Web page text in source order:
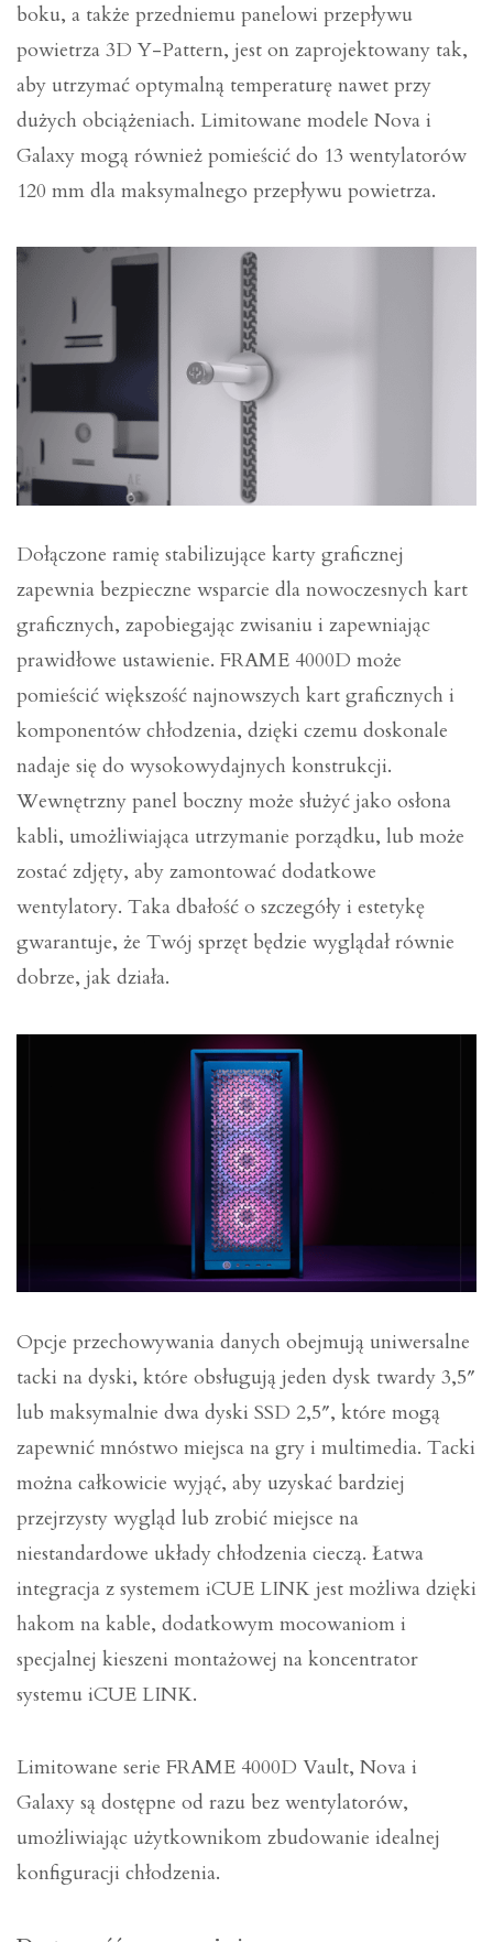
boku, a także przedniemu panelowi przepływu
powietrza 3D Y-Pattern, jest on zaprojektowany tak,
aby utrzymać optymalną temperaturę nawet przy
dużych obciążeniach. Limitowane modele Nova i
Galaxy mogą również pomieścić do 13 wentylatorów
120 mm dla maksymalnego przepływu powietrza.
Dołączone ramię stabilizujące karty graficznej
zapewnia bezpieczne wsparcie dla nowoczesnych kart
graficznych, zapobiegając zwisaniu i zapewniając
prawidłowe ustawienie. FRAME 4000D może
pomieścić większość najnowszych kart graficznych i
komponentów chłodzenia, dzięki czemu doskonale
nadaje się do wysokowydajnych konstrukcji.
Wewnętrzny panel boczny może służyć jako osłona
kabli, umożliwiająca utrzymanie porządku, lub może
zostać zdjęty, aby zamontować dodatkowe
wentylatory. Taka dbałość o szczegóły i estetykę
gwarantuje, że Twój sprzęt będzie wyglądał równie
dobrze, jak działa.
Opcje przechowywania danych obejmują uniwersalne
tacki na dyski, które obsługują jeden dysk twardy 3,5″
lub maksymalnie dwa dyski SSD 2,5″, które mogą
zapewnić mnóstwo miejsca na gry i multimedia. Tacki
można całkowicie wyjąć, aby uzyskać bardziej
przejrzysty wygląd lub zrobić miejsce na
niestandardowe układy chłodzenia cieczą. Łatwa
integracja z systemem iCUE LINK jest możliwa dzięki
hakom na kable, dodatkowym mocowaniom i
specjalnej kieszeni montażowej na koncentrator
systemu iCUE LINK.
Limitowane serie FRAME 4000D Vault, Nova i
Galaxy są dostępne od razu bez wentylatorów,
umożliwiając użytkownikom zbudowanie idealnej
konfiguracji chłodzenia.